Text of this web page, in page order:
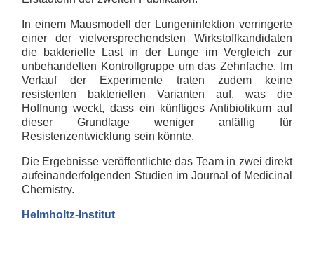
In einem Mausmodell der Lungeninfektion verringerte
einer der vielversprechendsten Wirkstoffkandidaten
die bakterielle Last in der Lunge im Vergleich zur
unbehandelten Kontrollgruppe um das Zehnfache. Im
Verlauf der Experimente traten zudem keine
resistenten bakteriellen Varianten auf, was die
Hoffnung weckt, dass ein künftiges Antibiotikum auf
dieser Grundlage weniger anfällig für
Resistenzentwicklung sein könnte.
Die Ergebnisse veröffentlichte das Team in zwei direkt
aufeinanderfolgenden Studien im Journal of Medicinal
Chemistry.
Helmholtz-Institut